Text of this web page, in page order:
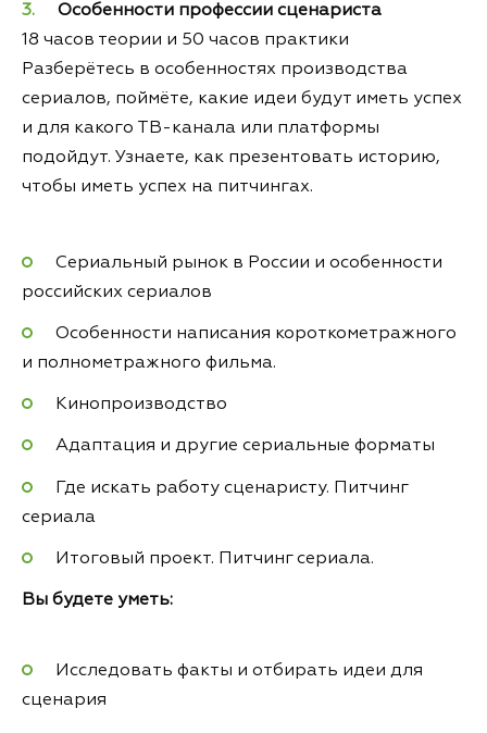
Особенности профессии сценариста
18 часов теории и 50 часов практики
Разберётесь в особенностях производства
сериалов, поймёте, какие идеи будут иметь успех
и для какого ТВ-канала или платформы
подойдут. Узнаете, как презентовать историю,
чтобы иметь успех на питчингах.
Сериальный рынок в России и особенности
российских сериалов
Особенности написания короткометражного
и полнометражного фильма.
Кинопроизводство
Адаптация и другие сериальные форматы
Где искать работу сценаристу. Питчинг
сериала
Итоговый проект. Питчинг сериала.
Вы будете уметь:
Исследовать факты и отбирать идеи для
сценария